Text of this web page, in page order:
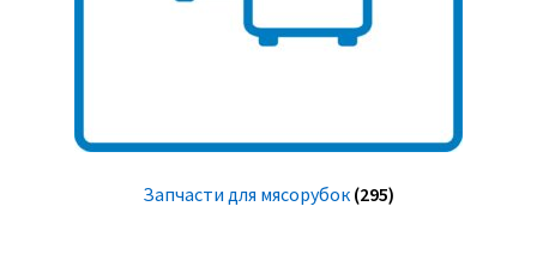
Запчасти для мясорубок (295)